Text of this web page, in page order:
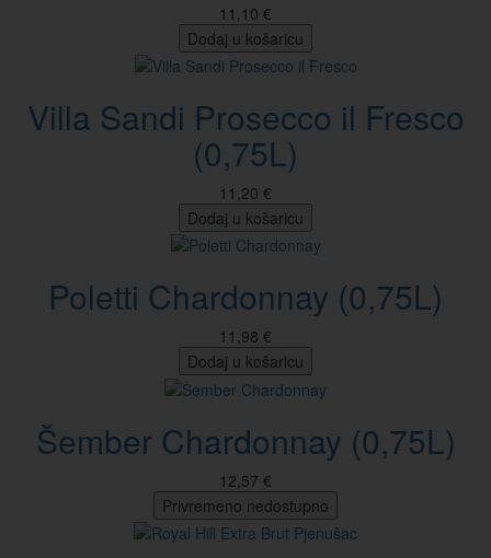
11,10 €
Dodaj u košaricu
Villa Sandi Prosecco il Fresco
(0,75L)
11,20 €
Dodaj u košaricu
Poletti Chardonnay (0,75L)
11,98 €
Dodaj u košaricu
Šember Chardonnay (0,75L)
12,57 €
Privremeno nedostupno